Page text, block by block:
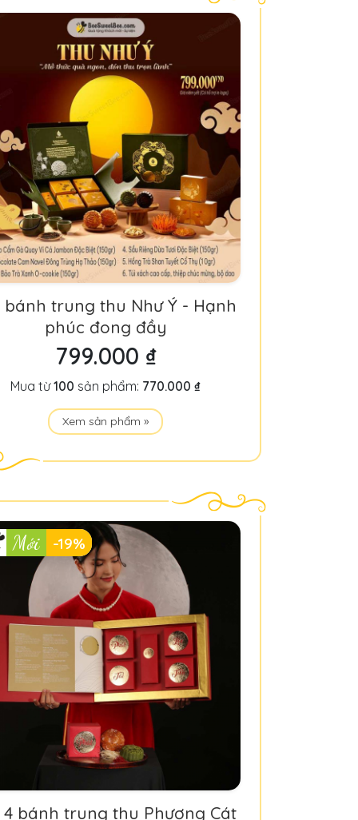
bánh trung thu Như Ý - Hạnh
phúc đong đầy
799.000 ₫
Mua từ100 sản phẩm: 770.000 ₫
Xem sản phẩm »
Mới -19%
4 bánh trung thu Phượng Cát